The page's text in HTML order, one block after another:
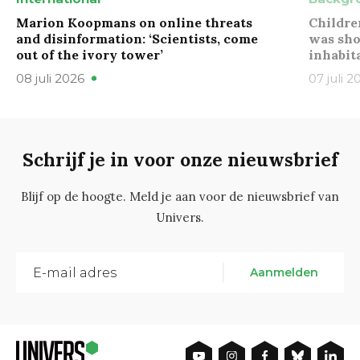
Marion Koopmans on online threats
and disinformation: ‘Scientists, come
out of the ivory tower’
08 juli 2026
was
07 juli
Schrijf je in voor onze nieuwsbrief
Blijf op de hoogte. Meld je aan voor de nieuwsbrief van
Univers.
Aanmelden